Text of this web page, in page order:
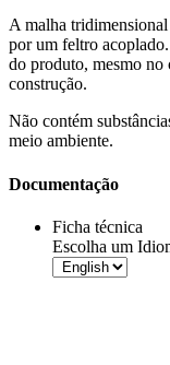
A malha
por um feltro
do produto, mesmo no
construção.
Não contém
meio ambiente.
Documentação
Ficha técnica
Escolha um